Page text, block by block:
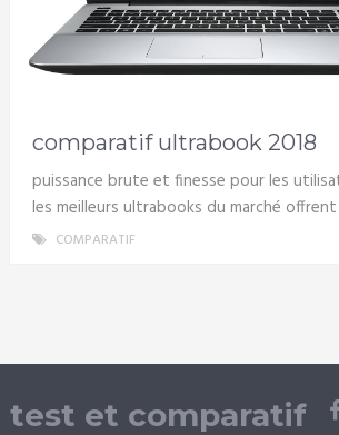
comparatif ultrabook 2018
puissance brute et finesse pour les
les meilleurs ultrabooks du marché
COMPARATIF
test et comparatif